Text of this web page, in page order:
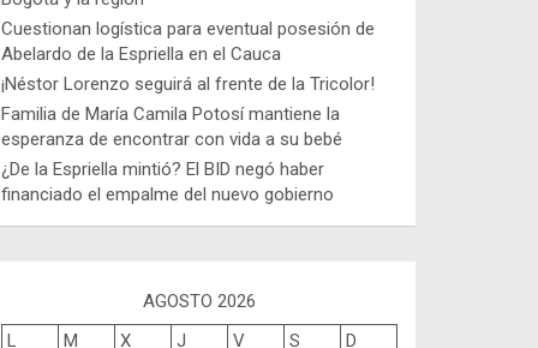
Cuestionan logística para eventual posesión de
Abelardo de la Espriella en el Cauca
¡Néstor Lorenzo seguirá al frente de la Tricolor!
Familia de María Camila Potosí mantiene la
esperanza de encontrar con vida a su bebé
¿De la Espriella mintió? El BID negó haber
financiado el empalme del nuevo gobierno
AGOSTO 2026
L
M X J V S
D